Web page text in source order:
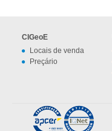
CIGeoE
Locais de venda
Preçário